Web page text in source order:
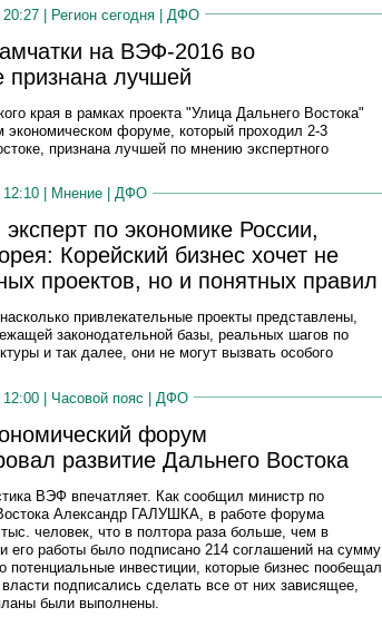
20:27 | Регион сегодня | ДФО
на ВЭФ-2016 во
признана лучшей
края в рамках проекта "Улица Дальнего Востока"
экономическом форуме, который проходил 2-3
признана лучшей по мнению экспертного
|
Мнение ДФО
по экономике России,
Корейский бизнес хочет не
проектов, но и понятных правил
привлекательные проекты представлены,
законодательной базы, реальных шагов по
и так далее, они не могут вызвать особого
12:00 | Часовой пояс | ДФО
форум
развитие Дальнего Востока
ВЭФ впечатляет. Как сообщил министр по
Александр ГАЛУШКА, в работе форума
человек, что в полтора раза больше, чем в
его работы было подписано 214 соглашений на сумму
потенциальные инвестиции, которые бизнес пообещал
подписались сделать все от них зависящее,
были выполнены.